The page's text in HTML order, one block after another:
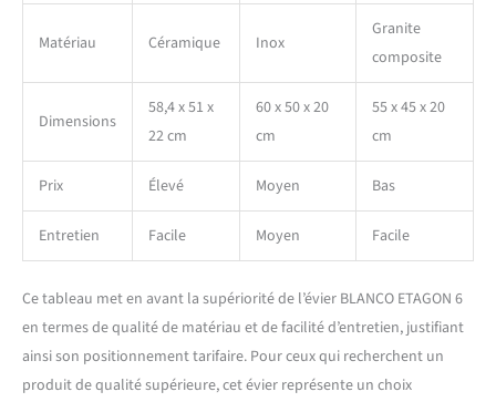
Matériau Céramique Inox
Granite
composite
Dimensions
58,4 x 51 x
22 cm
60 x 50 x 20
cm
55 x 45 x 20
cm
Prix Élevé Moyen Bas
Entretien Facile Moyen Facile
Ce tableau met en avant la supériorité de l’évier BLANCO ETAGON 6
en termes de qualité de matériau et de facilité d’entretien, justifiant
ainsi son positionnement tarifaire. Pour ceux qui recherchent un
produit de qualité supérieure, cet évier représente un choix